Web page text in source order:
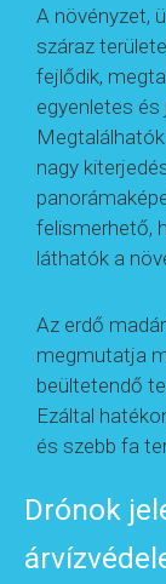
A növényzet,
száraz
fejlődik,
egyenletes és
nagy
felismerhető,
láthatók a
Az erdő
megmutatja
beültetendő
Ezáltal
és szebb fa
Drónok